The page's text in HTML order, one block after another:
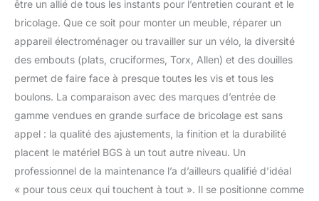
être un allié de tous les instants pour l’entretien courant et le
bricolage. Que ce soit pour monter un meuble, réparer un
appareil électroménager ou travailler sur un vélo, la diversité
des embouts (plats, cruciformes, Torx, Allen) et des douilles
permet de faire face à presque toutes les vis et tous les
boulons. La comparaison avec des marques d’entrée de
gamme vendues en grande surface de bricolage est sans
appel : la qualité des ajustements, la finition et la durabilité
placent le matériel BGS à un tout autre niveau. Un
professionnel de la maintenance l’a d’ailleurs qualifié d’idéal
« pour tous ceux qui touchent à tout ». Il se positionne comme